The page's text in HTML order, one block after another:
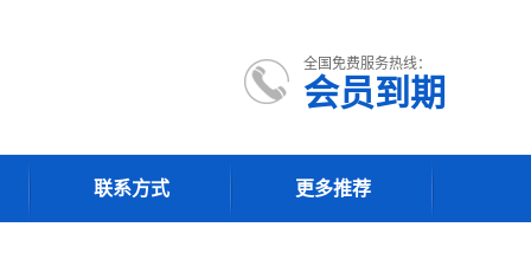
全国免费服务热线：
会员到期
联系方式 更多推荐